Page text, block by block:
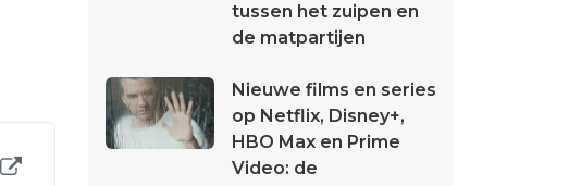
tussen het zuipen en
de matpartijen
Nieuwe films en series
op Netflix, Disney+,
HBO Max en Prime
Video: de